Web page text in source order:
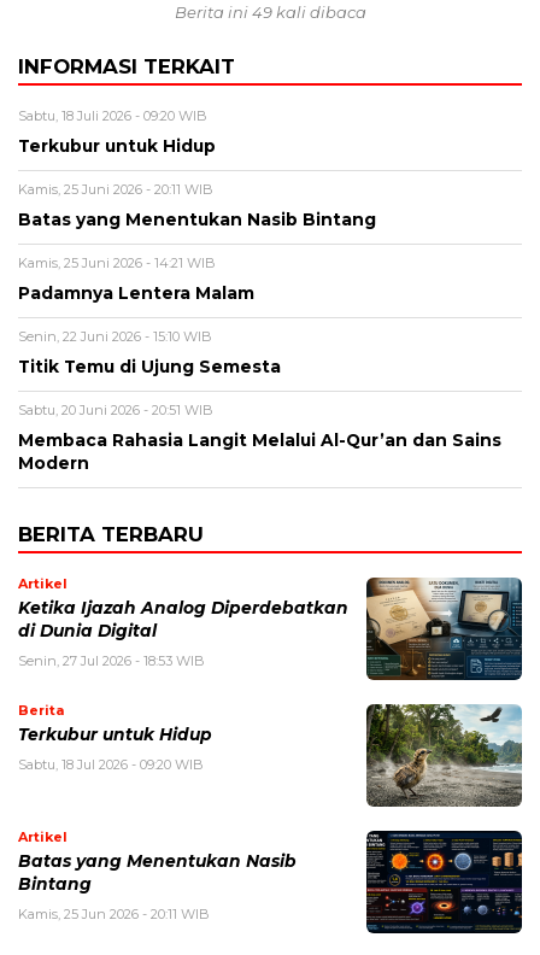
Berita ini 49 kali dibaca
INFORMASI TERKAIT
Sabtu, 18 Juli 2026 - 09:20 WIB
Terkubur untuk Hidup
Kamis, 25 Juni 2026 - 20:11 WIB
Batas yang Menentukan Nasib Bintang
Kamis, 25 Juni 2026 - 14:21 WIB
Padamnya Lentera Malam
Senin, 22 Juni 2026 - 15:10 WIB
Titik Temu di Ujung Semesta
Sabtu, 20 Juni 2026 - 20:51 WIB
Membaca Rahasia Langit Melalui Al-Qur’an dan Sains
Modern
BERITA TERBARU
Artikel
Ketika Ijazah Analog Diperdebatkan
di Dunia Digital
Senin, 27 Jul 2026 - 18:53 WIB
Berita
Terkubur untuk Hidup
Sabtu, 18 Jul 2026 - 09:20 WIB
Artikel
Batas yang Menentukan Nasib
Bintang
Kamis, 25 Jun 2026 - 20:11 WIB